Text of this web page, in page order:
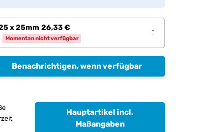
x 25mm 26,33 €
Momentan nicht verfügbar
Benachrichtigen, wenn verfügbar
Hauptartikel incl.
Maßangaben